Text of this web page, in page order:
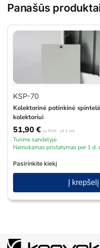
Panašūs
KSP-70
Kolektorinė potinkinė
kolektoriui
51,90 € su PVM už 1 vnt.
Turime sandėlyje
Nemokamas pristatymas per 1 d.
Pasirinkite kiekį
Į krepšelį